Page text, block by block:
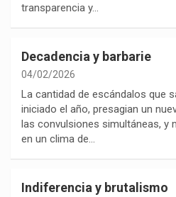
transparencia y…
Decadencia y barbarie
04/02/2026
La cantidad de escándalos que
iniciado el año, presagian un
las convulsiones simultáneas, y
en un clima de…
Indiferencia y brutalismo